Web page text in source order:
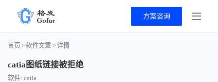
方案咨询
首页>软件文章 >详情
catia图纸链接被拒绝
软件: catia